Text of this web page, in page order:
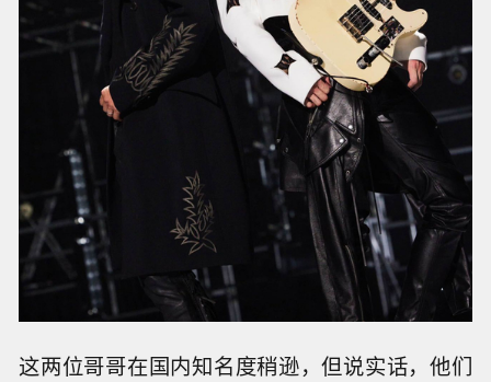
这两位哥哥在国内知名度稍逊，但说实话，他们